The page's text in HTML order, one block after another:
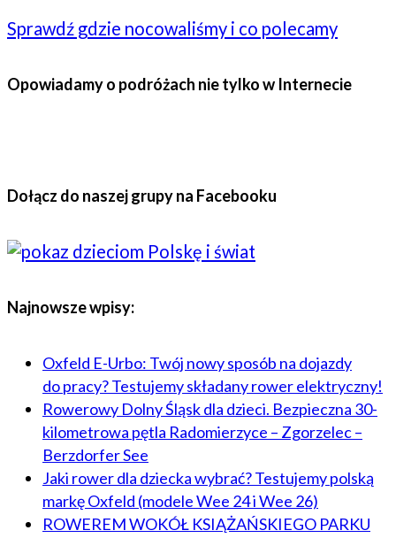
Sprawdź gdzie nocowaliśmy i co polecamy
Opowiadamy o podróżach nie tylko w Internecie
Dołącz do naszej grupy na Facebooku
Najnowsze wpisy:
Oxfeld E-Urbo: Twój nowy sposób na dojazdy
do pracy? Testujemy składany rower elektryczny!
Rowerowy Dolny Śląsk dla dzieci. Bezpieczna 30-
kilometrowa pętla Radomierzyce – Zgorzelec –
Berzdorfer See
Jaki rower dla dziecka wybrać? Testujemy polską
markę Oxfeld (modele Wee 24 i Wee 26)
ROWEREM WOKÓŁ KSIĄŻAŃSKIEGO PARKU